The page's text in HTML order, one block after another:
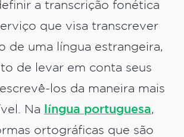
a transcriçã‌o fonética
que visa transcrever
de uma língua estrangeira,
de levar em conta seus
los da maneira mais
Na língua portuguesa,
ortográficas que são